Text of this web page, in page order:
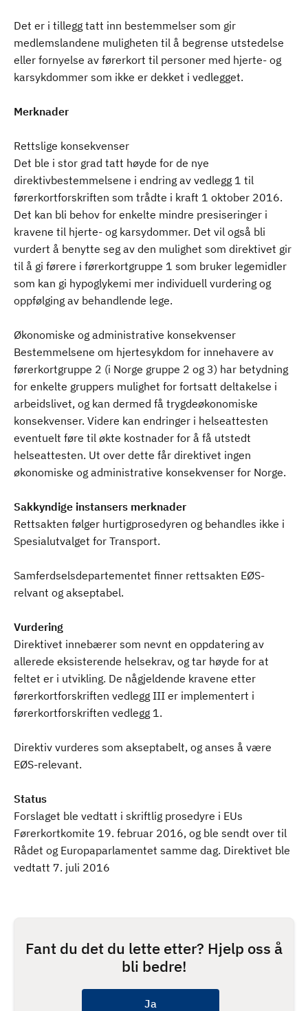
Det er i tillegg tatt inn bestemmelser som gir
medlemslandene muligheten til å begrense utstedelse
eller fornyelse av førerkort til personer med hjerte- og
karsykdommer som ikke er dekket i vedlegget.
Merknader
Rettslige konsekvenser
Det ble i stor grad tatt høyde for de nye
direktivbestemmelsene i endring av vedlegg 1 til
førerkortforskriften som trådte i kraft 1 oktober 2016.
Det kan bli behov for enkelte mindre presiseringer i
kravene til hjerte- og karsydommer. Det vil også bli
vurdert å benytte seg av den mulighet som direktivet gir
til å gi førere i førerkortgruppe 1 som bruker legemidler
som kan gi hypoglykemi mer individuell vurdering og
oppfølging av behandlende lege.
Økonomiske og administrative konsekvenser
Bestemmelsene om hjertesykdom for innehavere av
førerkortgruppe 2 (i Norge gruppe 2 og 3) har betydning
for enkelte gruppers mulighet for fortsatt deltakelse i
arbeidslivet, og kan dermed få trygdeøkonomiske
konsekvenser. Videre kan endringer i helseattesten
eventuelt føre til økte kostnader for å få utstedt
helseattesten. Ut over dette får direktivet ingen
økonomiske og administrative konsekvenser for Norge.
Sakkyndige instansers merknader
Rettsakten følger hurtigprosedyren og behandles ikke i
Spesialutvalget for Transport.
Samferdselsdepartementet finner rettsakten EØS-
relvant og akseptabel.
Vurdering
Direktivet innebærer som nevnt en oppdatering av
allerede eksisterende helsekrav, og tar høyde for at
feltet er i utvikling. De någjeldende kravene etter
førerkortforskriften vedlegg III er implementert i
førerkortforskriften vedlegg 1.
Direktiv vurderes som akseptabelt, og anses å være
EØS-relevant.
Status
Forslaget ble vedtatt i skriftlig prosedyre i EUs
Førerkortkomite 19. februar 2016, og ble sendt over til
Rådet og Europaparlamentet samme dag. Direktivet ble
vedtatt 7. juli 2016
Fant du det du lette etter? Hjelp oss å
bli bedre!